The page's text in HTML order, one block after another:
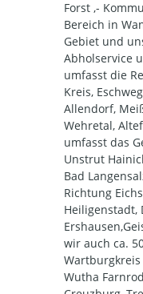
Forst ,-
Bereich in
Gebiet und
Abholservice
umfasst die
Kreis,
Allendorf,
Wehretal,
umfasst das
Unstrut
Bad
Richtung
Heiligenstadt,
wir auch ca.
Wartburgkreis
Wutha